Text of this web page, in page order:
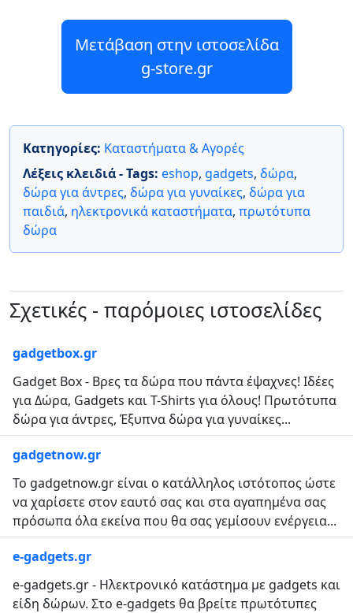
Μετάβαση στην ιστοσελίδα
g-store.gr
Κατηγορίες: Καταστήματα & Αγορές
Λέξεις κλειδιά - Tags: eshop, gadgets, δώρα,
δώρα για άντρες, δώρα για γυναίκες, δώρα για
παιδιά, ηλεκτρονικά καταστήματα, πρωτότυπα
δώρα
Σχετικές - παρόμοιες ιστοσελίδες
gadgetbox.gr
Gadget Box - Βρες τα δώρα που πάντα έψαχνες! Ιδέες
για Δώρα, Gadgets και T-Shirts για όλους! Πρωτότυπα
δώρα για άντρες, Έξυπνα δώρα για γυναίκες...
gadgetnow.gr
Το gadgetnow.gr είναι ο κατάλληλος ιστότοπος ώστε
να χαρίσετε στον εαυτό σας και στα αγαπημένα σας
πρόσωπα όλα εκείνα που θα σας γεμίσουν ενέργεια...
e-gadgets.gr
e-gadgets.gr - Ηλεκτρονικό κατάστημα με gadgets και
είδη δώρων. Στο e-gadgets θα βρείτε πρωτότυπες